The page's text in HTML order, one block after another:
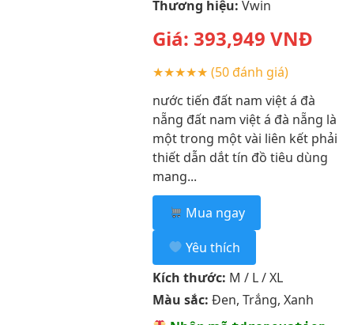
Thương hiệu: Vwin
Giá: 393,949 VNĐ
★★★★★ (50 đánh giá)
nước tiến đất nam việt á đà
nẵng đất nam việt á đà nẵng là
một trong một vài liên kết phải
thiết dẫn dắt tín đồ tiêu dùng
mang...
Mua ngay
Yêu thích
Kích thước: M / L / XL
Màu sắc: Đen, Trắng, Xanh